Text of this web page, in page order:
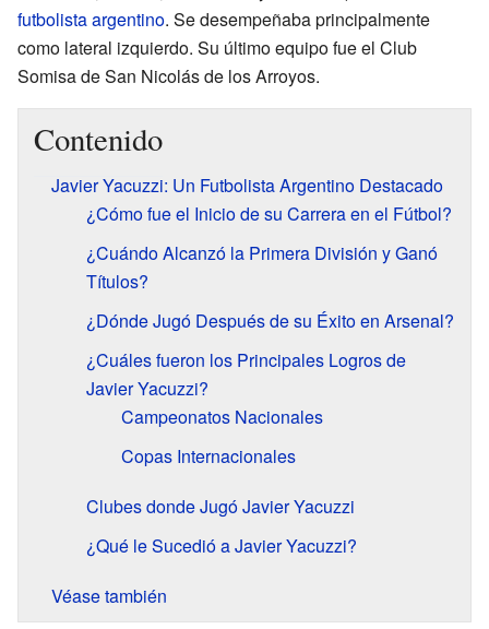
futbolistaargentino. Se desempeñaba principalmente
como lateral izquierdo. Su último equipo fue el Club
Somisa de San Nicolás de los Arroyos.
Contenido
Javier Yacuzzi: Un Futbolista Argentino Destacado
¿Cómo fue el Inicio de su Carrera en el Fútbol?
¿Cuándo Alcanzó la Primera División y Ganó
Títulos?
¿Dónde Jugó Después de su Éxito en Arsenal?
¿Cuáles fueron los Principales Logros de
Javier Yacuzzi?
Campeonatos Nacionales
Copas Internacionales
Clubes donde Jugó Javier Yacuzzi
¿Qué le Sucedió a Javier Yacuzzi?
Véase también